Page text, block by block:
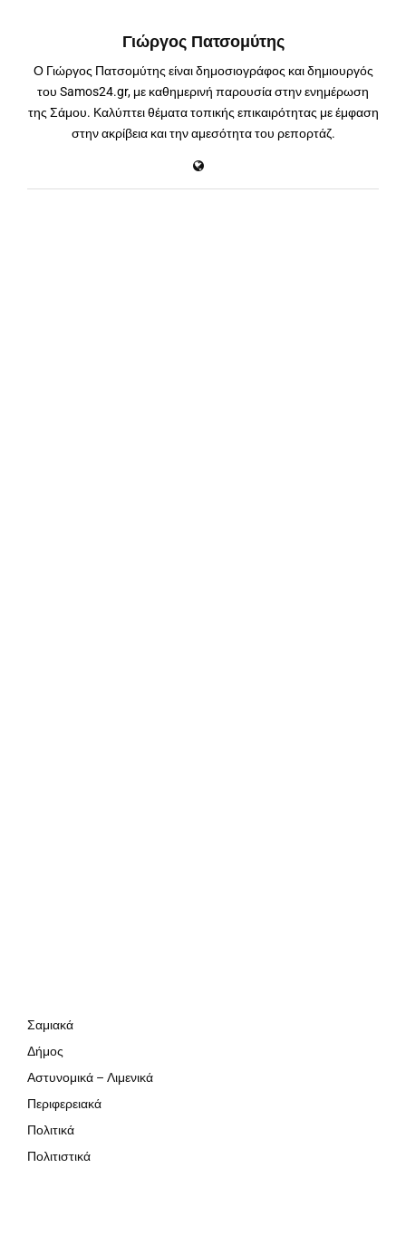
Γιώργος Πατσομύτης
Ο Γιώργος Πατσομύτης είναι δημοσιογράφος και δημιουργός
του Samos24.gr, με καθημερινή παρουσία στην ενημέρωση
της Σάμου. Καλύπτει θέματα τοπικής επικαιρότητας με έμφαση
στην ακρίβεια και την αμεσότητα του ρεπορτάζ.
Σαμιακά
Δήμος
Αστυνομικά – Λιμενικά
Περιφερειακά
Πολιτικά
Πολιτιστικά